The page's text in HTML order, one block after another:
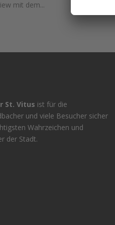
mit dem...
St. Vitus ist für die
und viele Besucher sicher
Wahrzeichen und
der Stadt.